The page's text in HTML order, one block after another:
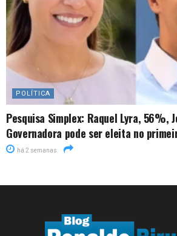
POLÍTICA
Pesquisa Simplex: Raquel Lyra, 56%,
Governadora pode ser eleita no
há 2 semanas